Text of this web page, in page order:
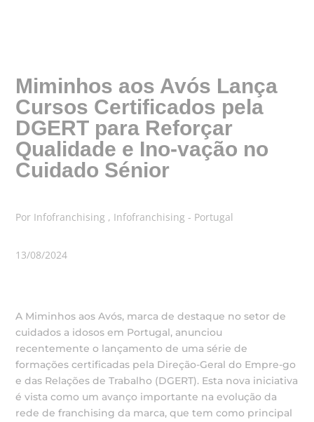
Miminhos aos Avós Lança
Cursos Certificados pela
DGERT para Reforçar
Qualidade e Ino-vação no
Cuidado Sénior
Por Infofranchising , Infofranchising - Portugal
13/08/2024
A Miminhos aos Avós, marca de destaque no setor de
cuidados a idosos em Portugal, anunciou
recentemente o lançamento de uma série de
formações certificadas pela Direção-Geral do Empre-go
e das Relações de Trabalho (DGERT). Esta nova iniciativa
é vista como um avanço importante na evolução da
rede de franchising da marca, que tem como principal